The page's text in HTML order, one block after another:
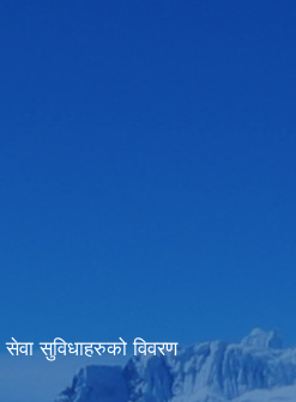
सुविधाहरुको विवरण